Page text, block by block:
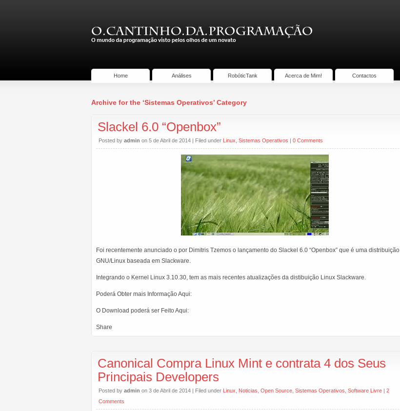
Home Análises RobóticTank Acerca de Mim! Contactos
Archive for the ‘Sistemas Operativos’ Category
Slackel 6.0 “Openbox”
Posted by admin on 5 de Abril de 2014 | Filed under Linux Sistemas Operativos | 0 Comments
Foi recentemente anunciado o por Dimitris Tzemos o lançamento do Slackel 6.0 “Openbox” que é uma distribuição
GNU/Linux baseada em Slackware.
Integrando o Kernel Linux 3.10.30, tem as mais recentes atualizações da distibuição Linux Slackware.
Poderá Obter mais Informação Aqui:
O Download poderá ser Feito Aqui:
Share
Canonical Compra Linux Mint e contrata 4 dos Seus
Principais Developers
Posted by admin on 3 de Abril de 2014 | Filed under Linux Noticias Open Source Sistemas Operativos Software Livre | 2
Comments